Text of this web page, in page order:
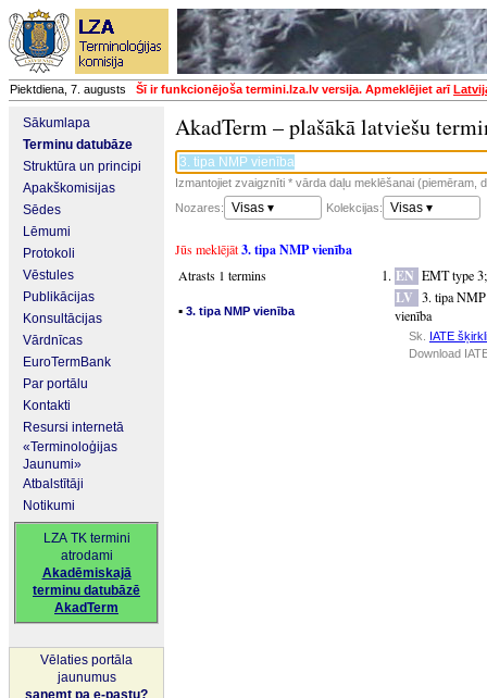
Piektdiena, 7. augusts Šī ir funkcionējoša termini.lza.lv versija. Apmeklējiet arī
Sākumlapa
Terminu datubāze
Struktūra un principi
Apakškomisijas
Sēdes
Lēmumi
Protokoli
Vēstules
Publikācijas
Konsultācijas
Vārdnīcas
EuroTermBank
Par portālu
Kontakti
Resursi internetā
«Terminoloģijas
Jaunumi»
Atbalstītāji
Notikumi
LZA TK termini
atrodami
Akadēmiskajā
terminu datubāzē
AkadTerm
Vēlaties portāla
jaunumus
saņemt pa e-pastu?
AkadTerm – plašākā latviešu
Izmantojiet zvaigznīti * vārda daļu meklēšanai (piemēram,
Nozares:
Visas ▾ Kolekcijas: Visas ▾
Jūs meklējāt3. tipa NMP vienība
Atrasts 1 termins
▪ 3. tipa NMP vienība
EN EMT type 3
LV 3. tipa
vienība
Sk. IATE šķirkli
Download